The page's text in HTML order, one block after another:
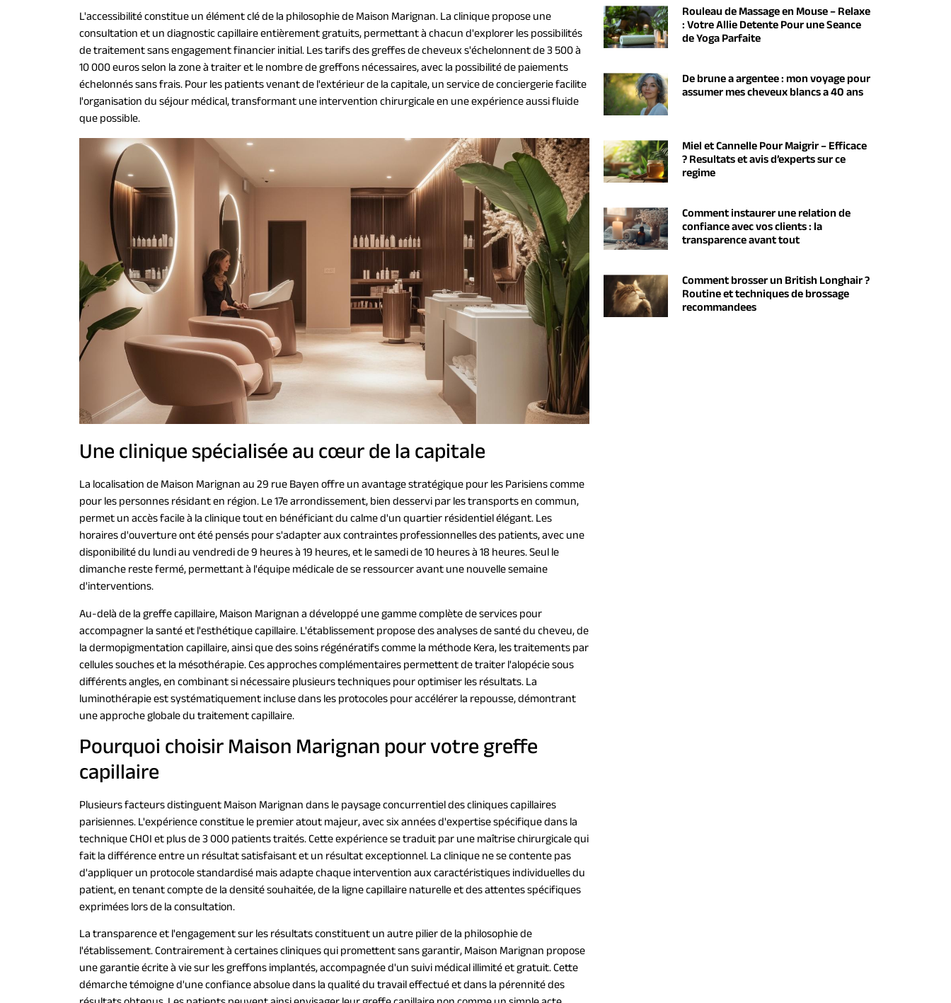
L'accessibilité constitue un élément clé de la philosophie de Maison Marignan. La clinique propose une
consultation et un diagnostic capillaire entièrement gratuits, permettant à chacun d'explorer les possibilités
de traitement sans engagement financier initial. Les tarifs des greffes de cheveux s'échelonnent de 3 500 à
10 000 euros selon la zone à traiter et le nombre de greffons nécessaires, avec la possibilité de paiements
échelonnés sans frais. Pour les patients venant de l'extérieur de la capitale, un service de conciergerie facilite
l'organisation du séjour médical, transformant une intervention chirurgicale en une expérience aussi fluide
que possible.
Une clinique spécialisée au cœur de la capitale
La localisation de Maison Marignan au 29 rue Bayen offre un avantage stratégique pour les Parisiens comme
pour les personnes résidant en région. Le 17e arrondissement, bien desservi par les transports en commun,
permet un accès facile à la clinique tout en bénéficiant du calme d'un quartier résidentiel élégant. Les
horaires d'ouverture ont été pensés pour s'adapter aux contraintes professionnelles des patients, avec une
disponibilité du lundi au vendredi de 9 heures à 19 heures, et le samedi de 10 heures à 18 heures. Seul le
dimanche reste fermé, permettant à l'équipe médicale de se ressourcer avant une nouvelle semaine
d'interventions.
Au-delà de la greffe capillaire, Maison Marignan a développé une gamme complète de services pour
accompagner la santé et l'esthétique capillaire. L'établissement propose des analyses de santé du cheveu, de
la dermopigmentation capillaire, ainsi que des soins régénératifs comme la méthode Kera, les traitements par
cellules souches et la mésothérapie. Ces approches complémentaires permettent de traiter l'alopécie sous
différents angles, en combinant si nécessaire plusieurs techniques pour optimiser les résultats. La
luminothérapie est systématiquement incluse dans les protocoles pour accélérer la repousse, démontrant
une approche globale du traitement capillaire.
Pourquoi choisir Maison Marignan pour votre greffe
capillaire
Plusieurs facteurs distinguent Maison Marignan dans le paysage concurrentiel des cliniques capillaires
parisiennes. L'expérience constitue le premier atout majeur, avec six années d'expertise spécifique dans la
technique CHOI et plus de 3 000 patients traités. Cette expérience se traduit par une maîtrise chirurgicale qui
fait la différence entre un résultat satisfaisant et un résultat exceptionnel. La clinique ne se contente pas
d'appliquer un protocole standardisé mais adapte chaque intervention aux caractéristiques individuelles du
patient, en tenant compte de la densité souhaitée, de la ligne capillaire naturelle et des attentes spécifiques
exprimées lors de la consultation.
La transparence et l'engagement sur les résultats constituent un autre pilier de la philosophie de
l'établissement. Contrairement à certaines cliniques qui promettent sans garantir, Maison Marignan propose
une garantie écrite à vie sur les greffons implantés, accompagnée d'un suivi médical illimité et gratuit. Cette
démarche témoigne d'une confiance absolue dans la qualité du travail effectué et dans la pérennité des
Rouleau de Massage en Mouse – Relaxe
: Votre Allie Detente Pour une Seance
de Yoga Parfaite
De brune a argentee : mon voyage pour
assumer mes cheveux blancs a 40 ans
Miel et Cannelle Pour Maigrir – Efficace
? Resultats et avis d’experts sur ce
regime
Comment instaurer une relation de
confiance avec vos clients : la
transparence avant tout
Comment brosser un British Longhair ?
Routine et techniques de brossage
recommandees